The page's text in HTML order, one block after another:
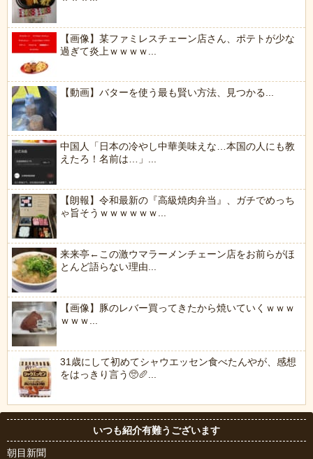
【画像】某ファミレスチェーン店さん、ポテトが少な
過ぎて炎上ｗｗｗｗ...
【動画】バターを使う最も賢い方法、見つかる...
中国人「日本の冷やし中華美味えな…本国の人にも教
えたろ！名前は…」...
【朗報】令和最新の『高級焼肉弁当』、ガチでめっち
ゃ旨そうｗｗｗｗｗｗ...
来来亭←この激ウマラーメンチェーン店をお前らがほ
とんど語らない理由...
【画像】豚のレバー買ってきたから焼いていくｗｗｗ
ｗｗｗ...
31歳にして初めてシャウエッセン食べたんやが、感想
をはっきり言う🥺🥖...
いつも紹介有難うございます
朝目新聞